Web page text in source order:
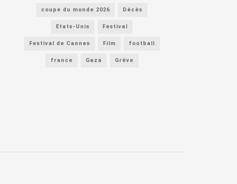
coupe du monde 2026 Décès
Etats-Unis Festival
Festival de Cannes Film football
france Gaza Grève